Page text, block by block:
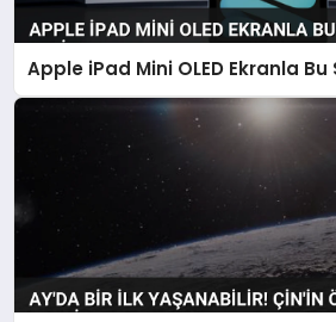
Apple iPad Mini OLED Ekranla